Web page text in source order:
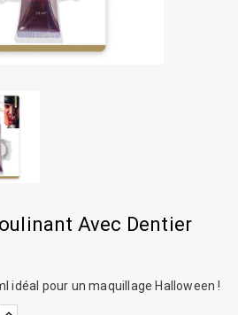
Avec Dentier
idéal pour un maquillage Halloween !